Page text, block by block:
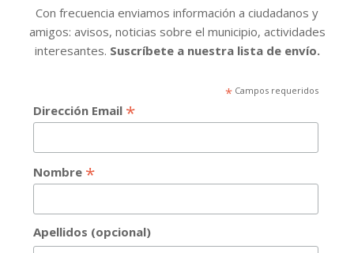
Con frecuencia enviamos información a ciudadanos y
amigos: avisos, noticias sobre el municipio, actividades
interesantes. Suscríbete a nuestra lista de envío.
*Campos requeridos
Dirección Email *
Nombre *
Apellidos (opcional)